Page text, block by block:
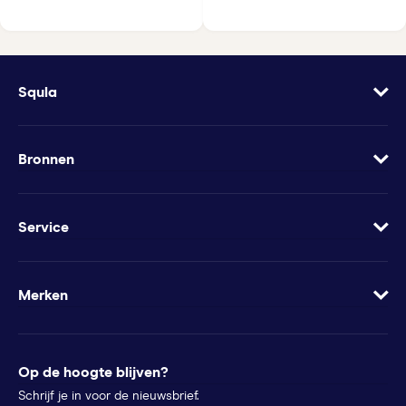
Squla
Over
Vacatures
Bronnen
Blog
Werkbladen
Stichtingen en goede doelen
Service
Veelgestelde vragen
Wachtwoord vergeten
Merken
Futurewhiz
Squla Polen
Op de hoogte blijven?
Schrijf je in voor de nieuwsbrief.